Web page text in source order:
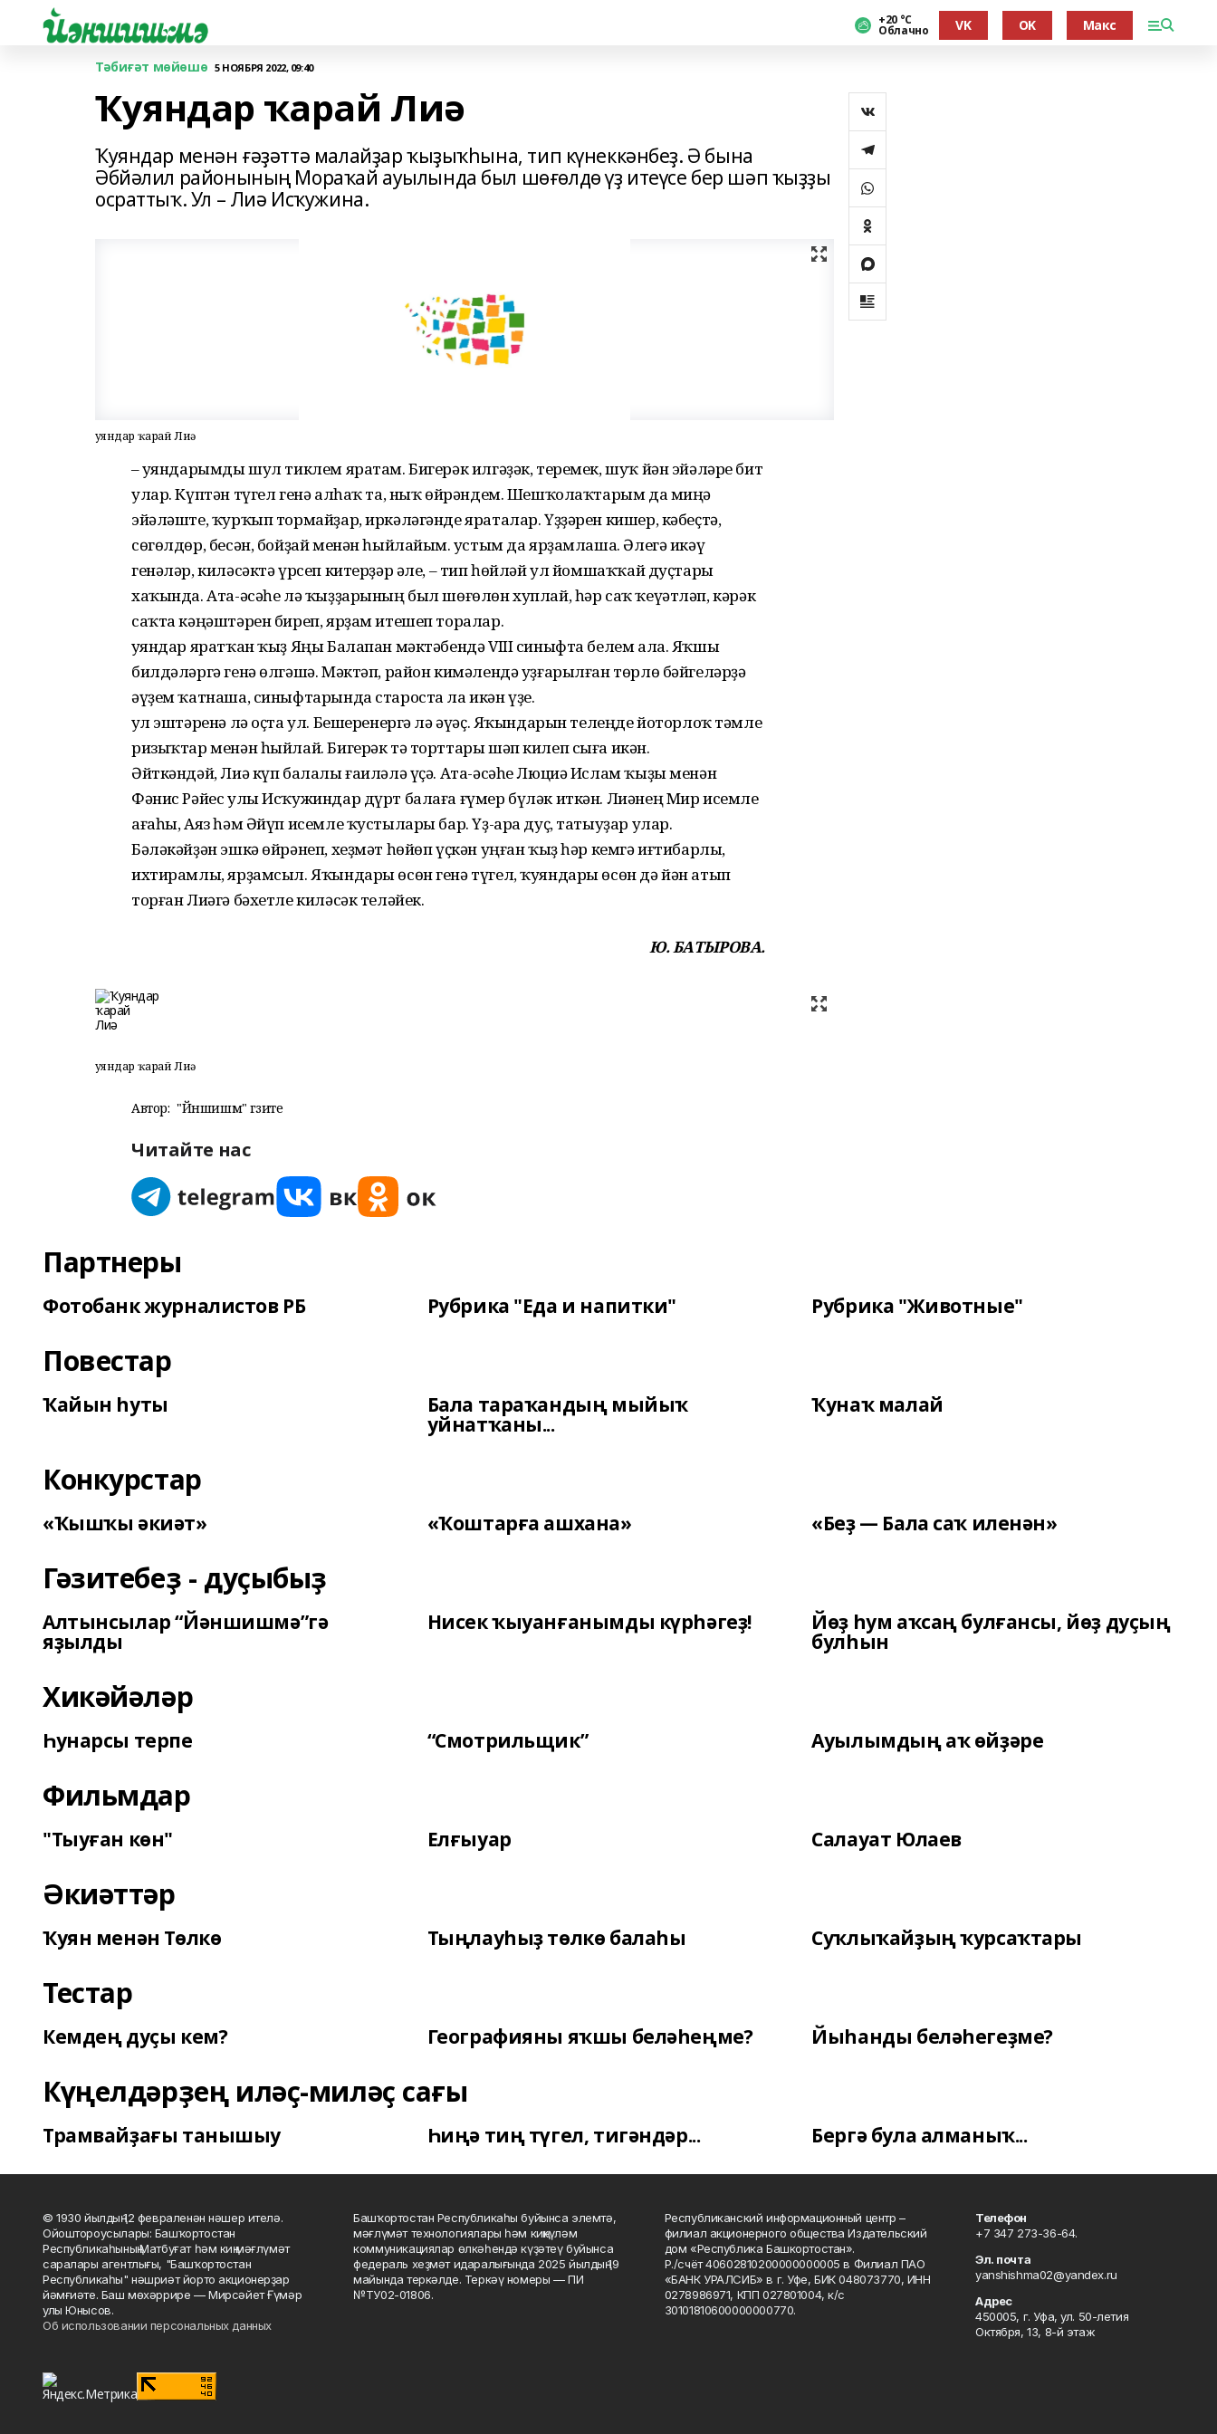
+20 °С
Облачно VK OK Макс
Тәбиғәт мөйөшө 5 НОЯБРЯ 2022, 09:40
Ҡуяндар ҡарай Лиә
Ҡуяндар менән ғәҙәттә малайҙар ҡыҙыҡһына, тип күнеккәнбеҙ. Ә бына
Әбйәлил районының Мораҡай ауылында был шөғөлдө үҙ итеүсе бер шәп ҡыҙҙы
осраттыҡ. Ул – Лиә Исҡужина.
Ҡуяндар ҡарай Лиә
– Ҡуяндарымды шул тиклем яратам. Бигерәк илгәҙәк, теремек, шуҡ йән эйәләре бит
улар. Күптән түгел генә алһаҡ та, ныҡ өйрәндем. Шеш­ҡолаҡтарым да миңә
эйәләште, ҡур­ҡып тормайҙар, иркәләгәнде яраталар. Үҙҙәрен кишер, кәбеҫтә,
сөгөлдөр, бесән, бойҙай менән һыйлайым. Ҡустым да ярҙамлаша. Әлегә икәү
генәләр, киләсәктә үрсеп китерҙәр әле, – тип һөйләй ул йомшаҡҡай дуҫтары
хаҡында. Ата-әсәһе лә ҡыҙҙарының был шөғөлөн хуп­лай, һәр саҡ ҡеүәтләп, кәрәк
саҡта кәңәштәрен биреп, ярҙам итешеп торалар.
Ҡуяндар яратҡан ҡыҙ Яңы Балапан мәктәбендә VIII синыфта белем ала. Яҡшы
билдәләргә генә өлгәшә. Мәктәп, район кимәлендә уҙғарылған төрлө бәйгеләрҙә
әүҙем ҡатнаша, синыфтарында староста ла икән үҙе.
Ҡул эштәренә лә оҫта ул. Бешеренергә лә әүәҫ. Яҡындарын телеңде йоторлоҡ тәмле
ризыҡтар менән һыйлай. Бигерәк тә торттары шәп килеп сыға икән.
Әйткәндәй, Лиә күп балалы ғаиләлә үҫә. Ата-әсәһе Люциә Ислам ҡыҙы менән
Фәнис Рәйес улы Исҡужиндар дүрт балаға ғүмер бүләк иткән. Лиәнең Мир исемле
ағаһы, Аяз һәм Әйүп исемле ҡустылары бар. Үҙ-ара дуҫ, татыуҙар улар.
Бәләкәйҙән эшкә өйрәнеп, хеҙмәт һөйөп үҫкән уңған ҡыҙ һәр кемгә иғтибарлы,
ихтирамлы, ярҙамсыл. Яҡындары өсөн генә түгел, ҡуяндары өсөн дә йән атып
торған Лиәгә бәхетле киләсәк теләйек.
Ю. БАТЫРОВА.
Ҡуяндар ҡарай Лиә
Автор: "Йәншишмә" гәзите
Читайте нас
Партнеры
Фотобанк журналистов РБ Рубрика "Еда и напитки" Рубрика "Животные"
Повестар
Ҡайын һуты Бала тараҡандың мыйыҡ
уйнатҡаны...
Ҡунаҡ малай
Конкурстар
«Ҡышҡы әкиәт» «Ҡоштарға ашхана» «Беҙ — Бала саҡ иленән»
Гәзитебеҙ - дуҫыбыҙ
Алтынсылар “Йәншишмә”гә
яҙылды
Нисек ҡыуанғанымды күрһәгеҙ! Йөҙ һум аҡсаң булғансы, йөҙ дуҫың
булһын
Хикәйәләр
Һунарсы терпе “Смотрильщик” Ауылымдың аҡ өйҙәре
Фильмдар
"Тыуған көн" Елғыуар Салауат Юлаев
Әкиәттәр
Ҡуян менән Төлкө Тыңлауһыҙ төлкө балаһы Суҡлыҡайҙың ҡурсаҡтары
Тестар
Кемдең дуҫы кем? Географияны яҡшы беләһеңме? Йыһанды беләһегеҙме?
Күңелдәрҙең иләҫ-миләҫ сағы
Трамвайҙағы танышыу Һиңә тиң түгел, тигәндәр... Бергә була алманыҡ...
© 1930 йылдың 12 февраленән нәшер ителә.
Ойоштороусылары: Башҡортостан
Республикаһының Матбуғат һәм киң мәғлүмәт
саралары агентлығы, "Башҡортостан
Республикаһы" нәшриәт йорто акционерҙар
йәмғиәте. Баш мөхәррире — Мирсәйет Ғүмәр
улы Юнысов.
Об использовании персональных данных
Башҡортостан Республикаһы буйынса элемтә,
мәғлүмәт технологиялары һәм киңкүләм
коммуникациялар өлкәһендә күҙәтеү буйынса
федераль хеҙмәт идаралығында 2025 йылдың 19
майында теркәлде. Теркәү номеры — ПИ
№ТУ02-01806.
Республиканский информационный центр –
филиал акционерного общества Издательский
дом «Республика Башкортостан».
Р./счёт 40602810200000000005 в Филиал ПАО
«БАНК УРАЛСИБ» в г. Уфе, БИК 048073770, ИНН
0278986971, КПП 027801004, к/с
30101810600000000770.
Телефон
+7 347 273-36-64.
Эл. почта
yanshishma02@yandex.ru
Адрес
450005, г. Уфа, ул. 50-летия
Октября, 13, 8-й этаж